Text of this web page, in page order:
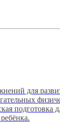
для
подготовка